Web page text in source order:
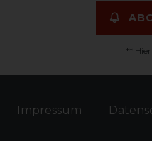
**
Impressum